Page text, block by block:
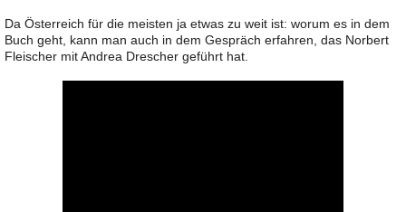
Da Österreich für die meisten ja etwas zu weit ist: worum es in dem
Buch geht, kann man auch in dem Gespräch erfahren, das Norbert
Fleischer mit Andrea Drescher geführt hat.